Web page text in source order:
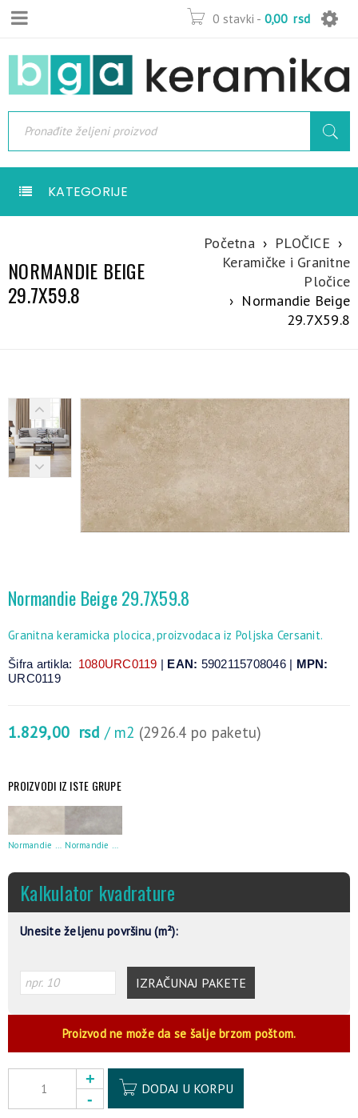
0 stavki - 0,00 rsd
KATEGORIJE
NORMANDIE BEIGE
29.7X59.8
Početna › PLOČICE ›
Keramičke i Granitne
Pločice
› Normandie Beige
29.7X59.8
Normandie Beige 29.7X59.8
Granitna keramicka plocica, proizvodaca iz Poljska Cersanit.
Šifra artikla: 1080URC0119 | EAN: 5902115708046 | MPN:
URC0119
1.829,00 rsd / m2 (2926.4 po paketu)
PROIZVODI IZ ISTE GRUPE
Kalkulator kvadrature
Unesite željenu površinu (m²):
IZRAČUNAJ PAKETE
Proizvod ne može da se šalje brzom poštom.
DODAJ U KORPU